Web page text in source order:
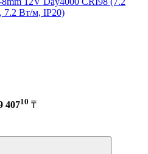
7.2 Вт/м, IP20)
40710 ₸